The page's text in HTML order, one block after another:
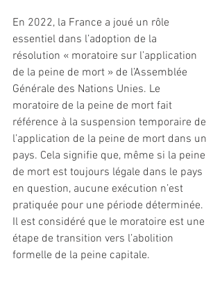
En 2022, la France a joué un rôle
essentiel dans l’adoption de la
résolution « moratoire sur l’application
de la peine de mort » de l’Assemblée
Générale des Nations Unies. Le
moratoire de la peine de mort fait
référence à la suspension temporaire de
l’application de la peine de mort dans un
pays. Cela signifie que, même si la peine
de mort est toujours légale dans le pays
en question, aucune exécution n’est
pratiquée pour une période déterminée.
Il est considéré que le moratoire est une
étape de transition vers l’abolition
formelle de la peine capitale.